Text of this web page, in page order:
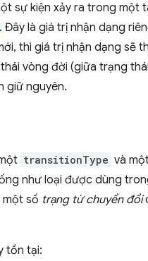
sự kiện xảy ra trong một
. Đây là giá trị nhận dạng
thì giá trị nhận dạng sẽ
vòng đời (giữa trạng
giữ nguyên.
transitionType và
như loại được dùng
một số trạng từ chuyển đổi
tồn tại: